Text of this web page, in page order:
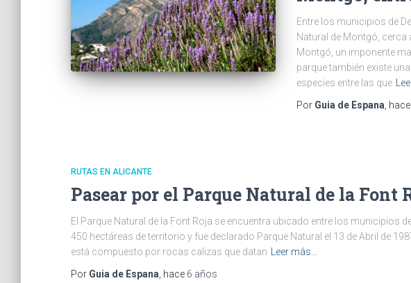
Entre los municipios de
Natural de Montgó, cerca
Montgó, un imponente
parque también existe
especies entre las que
Por Guia de Espana , hace
RUTAS EN ALICANTE
Pasear por el Parque Natural de la Font
El Parque Natural de la Font Roja se encuentra ubicado entre los municipios
450 hectáreas de territorio y fue declarado Parque Natural el 13 de Abril de
está compuesto por rocas calizas que datan
Leer más…
Por Guia de Espana , hace 6 años